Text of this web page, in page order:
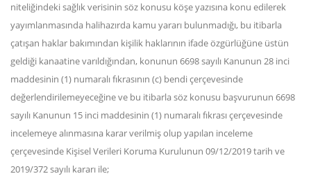
niteliğindeki sağlık verisinin söz konusu köşe yazısına konu edilerek
yayımlanmasında halihazırda kamu yararı bulunmadığı, bu itibarla
çatışan haklar bakımından kişilik haklarının ifade özgürlüğüne üstün
geldiği kanaatine varıldığından, konunun 6698 sayılı Kanunun 28 inci
maddesinin (1) numaralı fıkrasının (c) bendi çerçevesinde
değerlendirilemeyeceğine ve bu itibarla söz konusu başvurunun 6698
sayılı Kanunun 15 inci maddesinin (1) numaralı fıkrası çerçevesinde
incelemeye alınmasına karar verilmiş olup yapılan inceleme
çerçevesinde Kişisel Verileri Koruma Kurulunun 09/12/2019 tarih ve
2019/372 sayılı kararı ile;